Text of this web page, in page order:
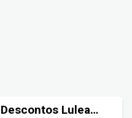
Descontos Lulean